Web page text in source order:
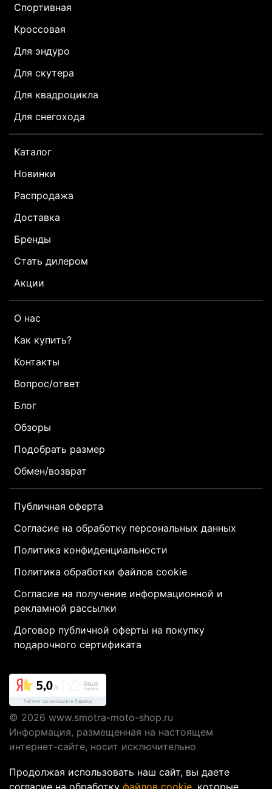
Спортивная
Кроссовая
Для эндуро
Для скутера
Для квадроцикла
Для снегохода
Каталог
Новинки
Распродажа
Доставка
Бренды
Стать дилером
Акции
О нас
Как купить?
Контакты
Вопрос/ответ
Блог
Обзоры
Подобрать размер
Обмен/возврат
Публичная оферта
Согласие на обработку персональных данных
Политика конфиденциальности
Политика обработки файлов cookie
Согласие на получение информационной и
рекламной рассылки
Договор публичной оферты на покупку
подарочного сертификата
© 2026 www.smotra-moto-shop.ru
Информация, размещенная на настоящем
интернет-сайте, носит исключительно
публичной офертой, определяемой положениями
Продолжая использовать наш сайт, вы даете